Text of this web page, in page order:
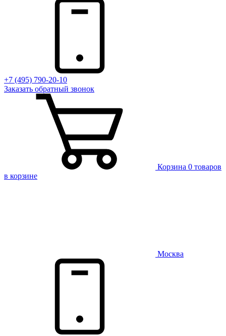
+7 (495) 790-20-10
Заказать обратный звонок
Корзина 0 товаров
в корзине
Москва